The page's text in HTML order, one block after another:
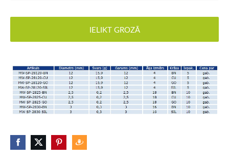
IELIKT GROZĀ